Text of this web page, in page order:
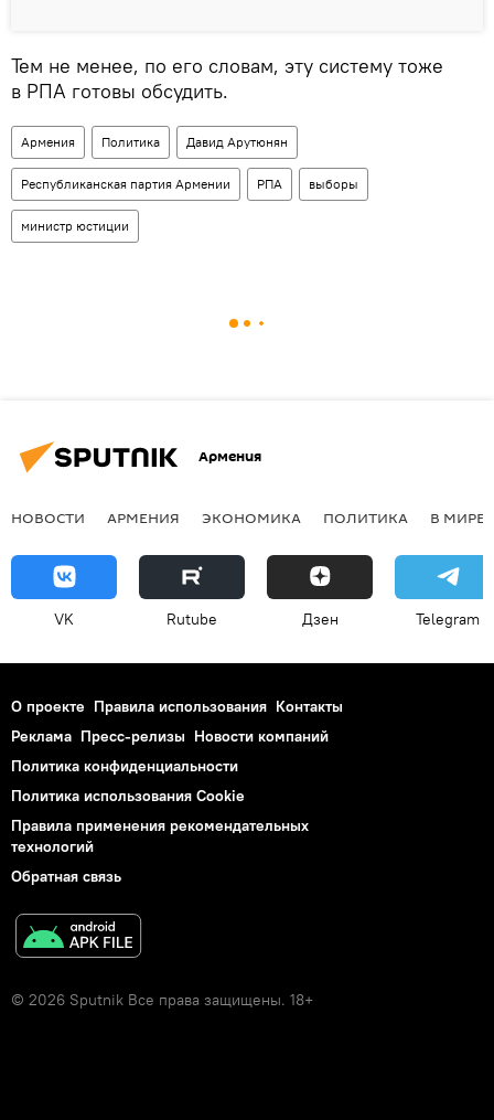
Тем не менее, по его словам, эту систему тоже
в РПА готовы обсудить.
Армения Политика Давид Арутюнян
Республиканская партия Армении РПА выборы
министр юстиции
Армения
НОВОСТИ АРМЕНИЯ ЭКОНОМИКА ПОЛИТИКА В МИРЕ
VK Rutube Дзен Telegram
О проекте Правила использования Контакты
Реклама Пресс-релизы Новости компаний
Политика конфиденциальности
Политика использования Cookie
Правила применения рекомендательных
технологий
Обратная связь
© 2026 Sputnik Все права защищены. 18+